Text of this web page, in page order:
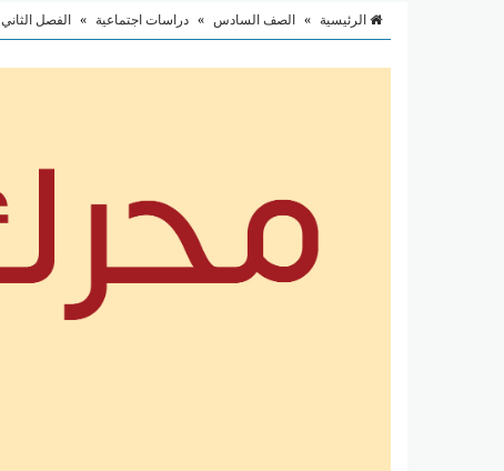
الرئيسية » الصف السادس » دراسات اجتماعية » الفصل الثاني